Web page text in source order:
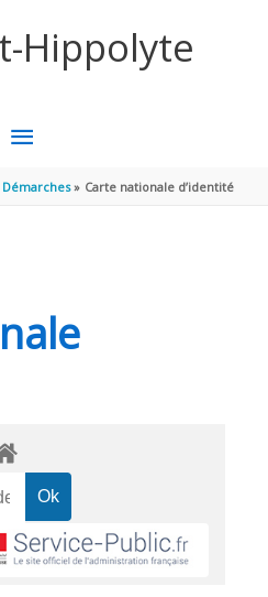
Hippolyte
MENU
PRINCIPAL
Démarches Carte nationale d’identité